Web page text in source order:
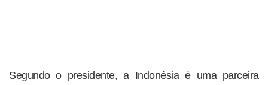
Segundo o presidente, a Indonésia é uma parceira